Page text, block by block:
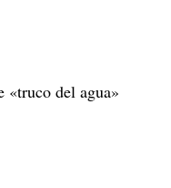
«truco del agua»